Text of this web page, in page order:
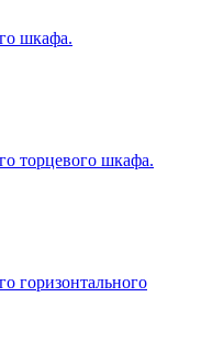
шкафа.
торцевого шкафа.
горизонтального